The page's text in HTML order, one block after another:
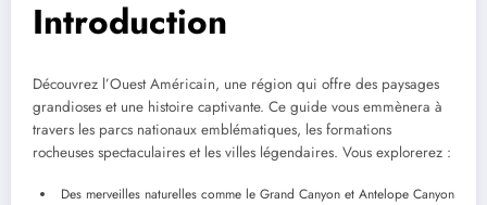
Introduction
Découvrez l’Ouest Américain, une région qui offre des paysages
grandioses et une histoire captivante. Ce guide vous emmènera à
travers les parcs nationaux emblématiques, les formations
rocheuses spectaculaires et les villes légendaires. Vous explorerez :
Des merveilles naturelles comme le Grand Canyon et Antelope Canyon